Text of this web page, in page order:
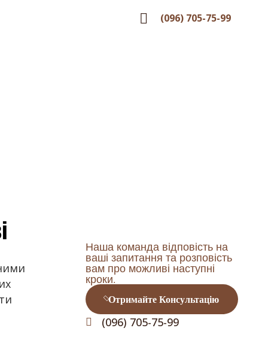
(096) 705-75-99
Наша команда відповість на
ваші запитання та розповість
вам про можливі наступні
кроки.
Отримайте Консультацію
(096) 705-75-99